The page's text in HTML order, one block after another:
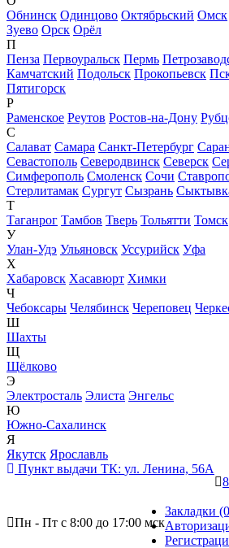
Обнинск Одинцово Октябрьский Омск
Зуево Орск Орёл
П
Пенза Первоуральск Пермь
Камчатский Подольск Прокопьевск
Пятигорск
Р
Раменское Реутов Ростов-на-Дону
С
Салават Самара Санкт-Петербург
Севастополь Северодвинск Северск
Симферополь Смоленск Сочи
Стерлитамак Сургут Сызрань
Т
Таганрог Тамбов Тверь Тольятти Томск
У
Улан-Удэ Ульяновск Уссурийск Уфа
Х
Хабаровск Хасавюрт Химки
Ч
Чебоксары Челябинск Череповец
Ш
Шахты
Щ
Щёлково
Э
Электросталь Элиста Энгельс
Ю
Южно-Сахалинск
Я
Якутск Ярославль
Пункт выдачи ТК: ул. Ленина, 56А
Пн - Пт с 8:00 до 17:00 мск
Закладки